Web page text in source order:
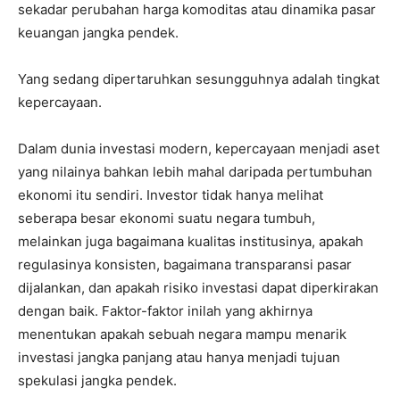
sekadar perubahan harga komoditas atau dinamika pasar
keuangan jangka pendek.
Yang sedang dipertaruhkan sesungguhnya adalah tingkat
kepercayaan.
Dalam dunia investasi modern, kepercayaan menjadi aset
yang nilainya bahkan lebih mahal daripada pertumbuhan
ekonomi itu sendiri. Investor tidak hanya melihat
seberapa besar ekonomi suatu negara tumbuh,
melainkan juga bagaimana kualitas institusinya, apakah
regulasinya konsisten, bagaimana transparansi pasar
dijalankan, dan apakah risiko investasi dapat diperkirakan
dengan baik. Faktor-faktor inilah yang akhirnya
menentukan apakah sebuah negara mampu menarik
investasi jangka panjang atau hanya menjadi tujuan
spekulasi jangka pendek.